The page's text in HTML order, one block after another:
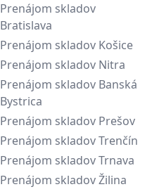
Prenájom skladov
Bratislava
Prenájom skladov Košice
Prenájom skladov Nitra
Prenájom skladov Banská
Bystrica
Prenájom skladov Prešov
Prenájom skladov Trenčín
Prenájom skladov Trnava
Prenájom skladov Žilina